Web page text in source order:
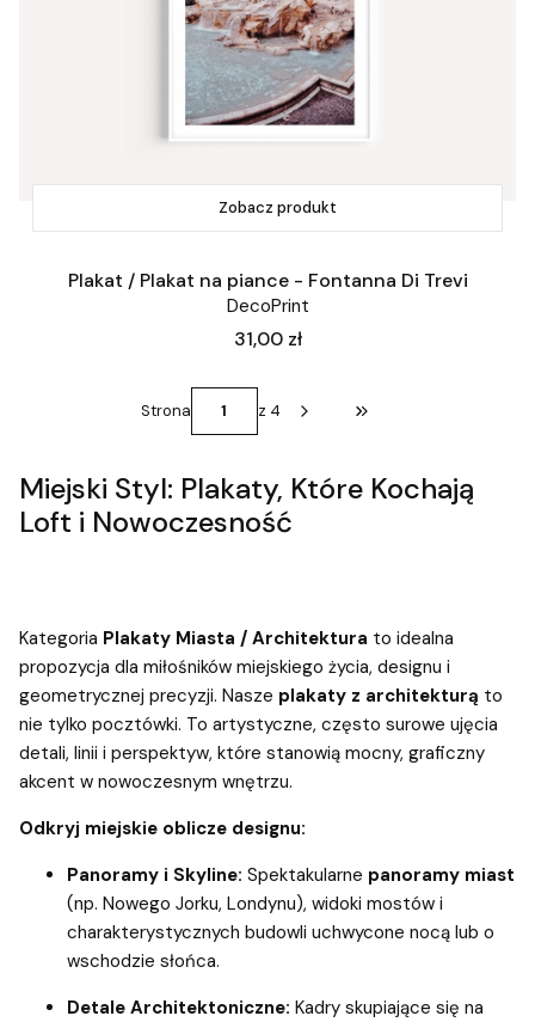
Zobacz produkt
Plakat / Plakat na piance - Fontanna Di Trevi
DecoPrint
Cena
31,00 zł
Strona z 4 Przejdź do ostatniej
Miejski Styl: Plakaty, Które Kochają
Loft i Nowoczesność
Kategoria Plakaty Miasta / Architektura to idealna
propozycja dla miłośników miejskiego życia, designu i
geometrycznej precyzji. Nasze plakaty z architekturą to
nie tylko pocztówki. To artystyczne, często surowe ujęcia
detali, linii i perspektyw, które stanowią mocny, graficzny
akcent w nowoczesnym wnętrzu.
Odkryj miejskie oblicze designu:
Panoramy i Skyline: Spektakularne panoramy miast
(np. Nowego Jorku, Londynu), widoki mostów i
charakterystycznych budowli uchwycone nocą lub o
wschodzie słońca.
Detale Architektoniczne: Kadry skupiające się na